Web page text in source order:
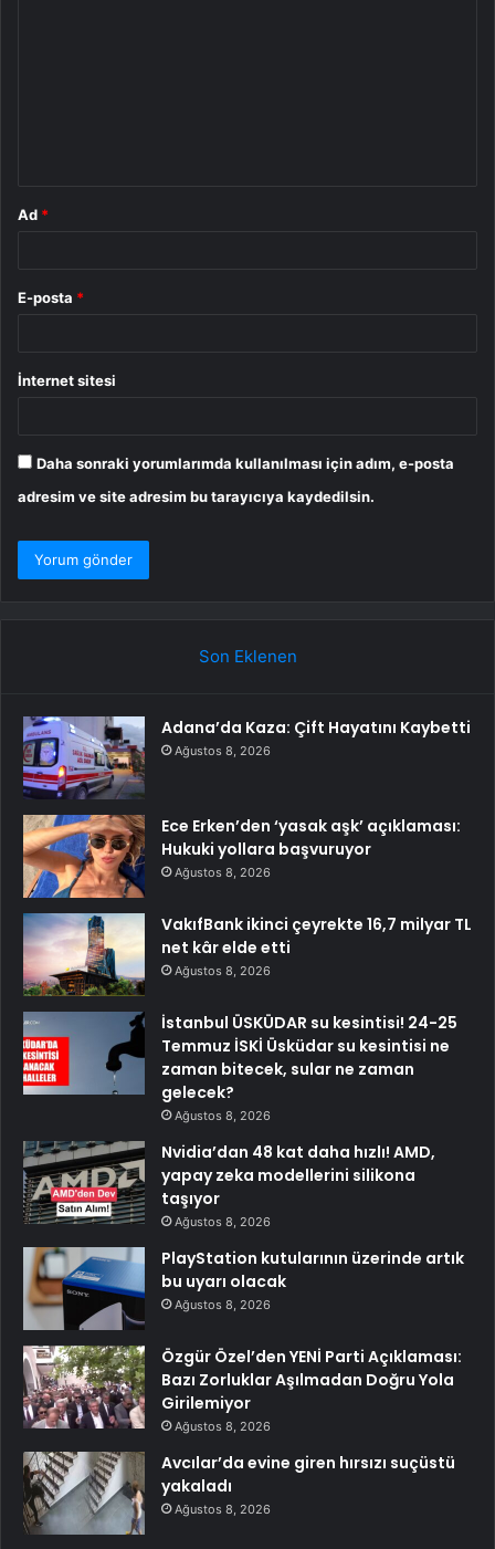
Ad *
E-posta *
İnternet sitesi
Daha sonraki yorumlarımda kullanılması için adım, e-posta
adresim ve site adresim bu tarayıcıya kaydedilsin.
Son Eklenen
Adana’da Kaza: Çift Hayatını Kaybetti
Ağustos 8, 2026
Ece Erken’den ‘yasak aşk’ açıklaması:
Hukuki yollara başvuruyor
Ağustos 8, 2026
VakıfBank ikinci çeyrekte 16,7 milyar TL
net kâr elde etti
Ağustos 8, 2026
İstanbul ÜSKÜDAR su kesintisi! 24-25
Temmuz İSKİ Üsküdar su kesintisi ne
zaman bitecek, sular ne zaman
gelecek?
Ağustos 8, 2026
Nvidia’dan 48 kat daha hızlı! AMD,
yapay zeka modellerini silikona
taşıyor
Ağustos 8, 2026
PlayStation kutularının üzerinde artık
bu uyarı olacak
Ağustos 8, 2026
Özgür Özel’den YENİ Parti Açıklaması:
Bazı Zorluklar Aşılmadan Doğru Yola
Girilemiyor
Ağustos 8, 2026
Avcılar’da evine giren hırsızı suçüstü
yakaladı
Ağustos 8, 2026